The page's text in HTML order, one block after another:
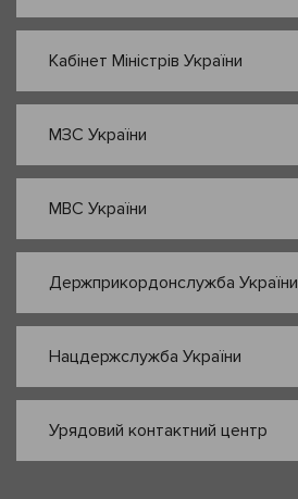
Кабінет Міністрів України
МЗС України
МВС України
Держприкордонслужба України
Нацдержслужба України
Урядовий контактний центр